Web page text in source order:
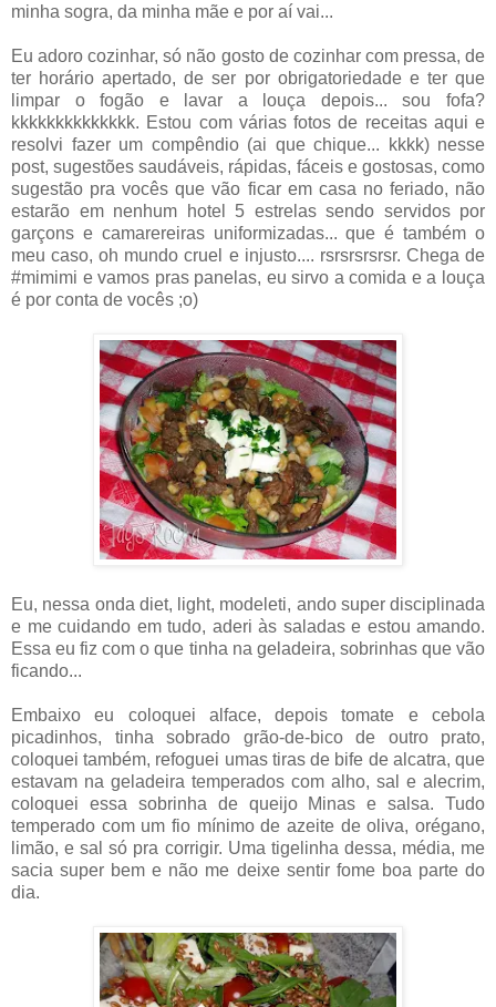
minha sogra, da minha mãe e por aí vai...
Eu adoro cozinhar, só não gosto de cozinhar com pressa, de
ter horário apertado, de ser por obrigatoriedade e ter que
limpar o fogão e lavar a louça depois... sou fofa?
kkkkkkkkkkkkkk. Estou com várias fotos de receitas aqui e
resolvi fazer um compêndio (ai que chique... kkkk) nesse
post, sugestões saudáveis, rápidas, fáceis e gostosas, como
sugestão pra vocês que vão ficar em casa no feriado, não
estarão em nenhum hotel 5 estrelas sendo servidos por
garçons e camarereiras uniformizadas... que é também o
meu caso, oh mundo cruel e injusto.... rsrsrsrsrsr. Chega de
#mimimi e vamos pras panelas, eu sirvo a comida e a louça
é por conta de vocês ;o)
Eu, nessa onda diet, light, modeleti, ando super disciplinada
e me cuidando em tudo, aderi às saladas e estou amando.
Essa eu fiz com o que tinha na geladeira, sobrinhas que vão
ficando...
Embaixo eu coloquei alface, depois tomate e cebola
picadinhos, tinha sobrado grão-de-bico de outro prato,
coloquei também, refoguei umas tiras de bife de alcatra, que
estavam na geladeira temperados com alho, sal e alecrim,
coloquei essa sobrinha de queijo Minas e salsa. Tudo
temperado com um fio mínimo de azeite de oliva, orégano,
limão, e sal só pra corrigir. Uma tigelinha dessa, média, me
sacia super bem e não me deixe sentir fome boa parte do
dia.